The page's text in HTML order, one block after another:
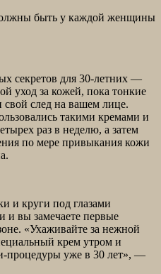
секретов для 30-летних —
уход за кожей, пока тонкие
след на вашем лице.
такими кремами и
раз в неделю, а затем
по мере привыкания кожи
и круги под глазами
и вы замечаете первые
«Ухаживайте за нежной
крем утром и
процедуры уже в 30 лет», —